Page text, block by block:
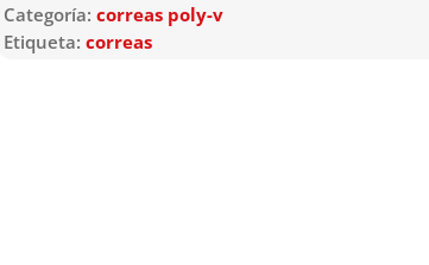
Categoría: correas poly-v
Etiqueta: correas